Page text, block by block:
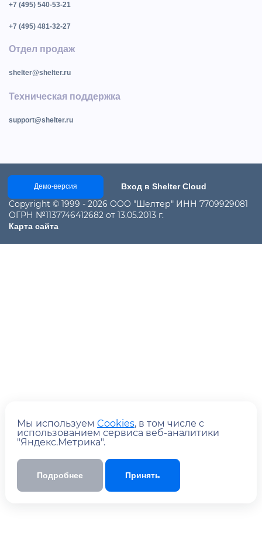
+7 (495) 540-53-21
+7 (495) 481-32-27
Отдел продаж
shelter@shelter.ru
Техническая поддержка
support@shelter.ru
Вход в Shelter Cloud
Демо-версия
Copyright © 1999 - 2026 ООО "Шелтер" ИНН 7709929081
ОГРН №1137746412682 от 13.05.2013 г.
Карта сайта
Отправить
Отправляя форму, высоглашаетесь
политикой обработки персональных
Мы используем Cookies, в том числе с
использованием сервиса веб-аналитики
"Яндекс.Метрика".
Подробнее Принять